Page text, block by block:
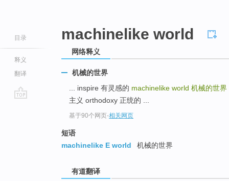
目录
释义
翻译
machinelike world
网络释义
机械的世界
... inspire 有灵感的 machinelike world 机械的世界
主义 orthodoxy 正统的 ...
基于90个网页-相关网页
短语
machinelike E world
机械的世界
有道翻译